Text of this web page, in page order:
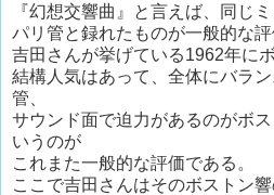
『幻想交響曲』と言えば、同じ
パリ管と録れたものが一般的な評
吉田さんが挙げている1962年に
結構人気はあって、全体にバラ
管、
サウンド面で迫力があるのがボ
いうのが
これまた一般的な評価である。
ここで吉田さんはそのボストン